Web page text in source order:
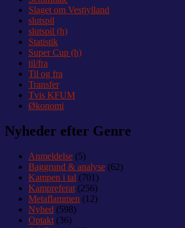
Slaget om Vestjylland
slutspil
slutspil (h)
Statistik
Super Cup (h)
til/fra
Til og fra
Transfer
Tvis KFUM
Økonomi
Nyheder efter Genre
Anmeldelse (5)
Baggrund & analyse (62)
Kampen i tal (701)
Kampreferat (256)
Metaflammen (12)
Nyhed (598)
Optakt (36)